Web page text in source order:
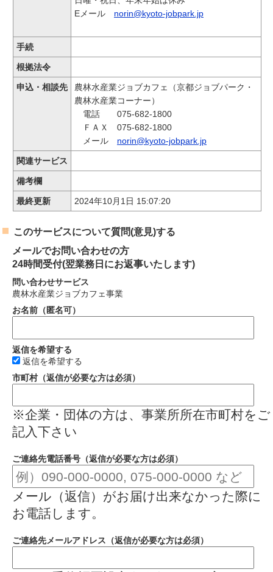
Eメール norin@kyoto-jobpark.jp
手続
根拠法令
申込・相談先
農林水産業ジョブカフェ（京都ジョブパーク・
農林水産業コーナー）
電話 075-682-1800
ＦＡＸ 075-682-1800
メール norin@kyoto-jobpark.jp
関連サービス
備考欄
最終更新 2024年10月1日 15:07:20
このサービスについて質問(意見)する
メールでお問い合わせの方
24時間受付(翌業務日にお返事いたします)
問い合わせサービス
農林水産業ジョブカフェ事業
お名前（匿名可）
返信を希望する
返信を希望する
市町村（返信が必要な方は必須）
※企業・団体の方は、事業所所在市町村をご
記入下さい
ご連絡先電話番号（返信が必要な方は必須）
メール（返信）がお届け出来なかった際に
お電話します。
ご連絡先メールアドレス（返信が必要な方は必須）